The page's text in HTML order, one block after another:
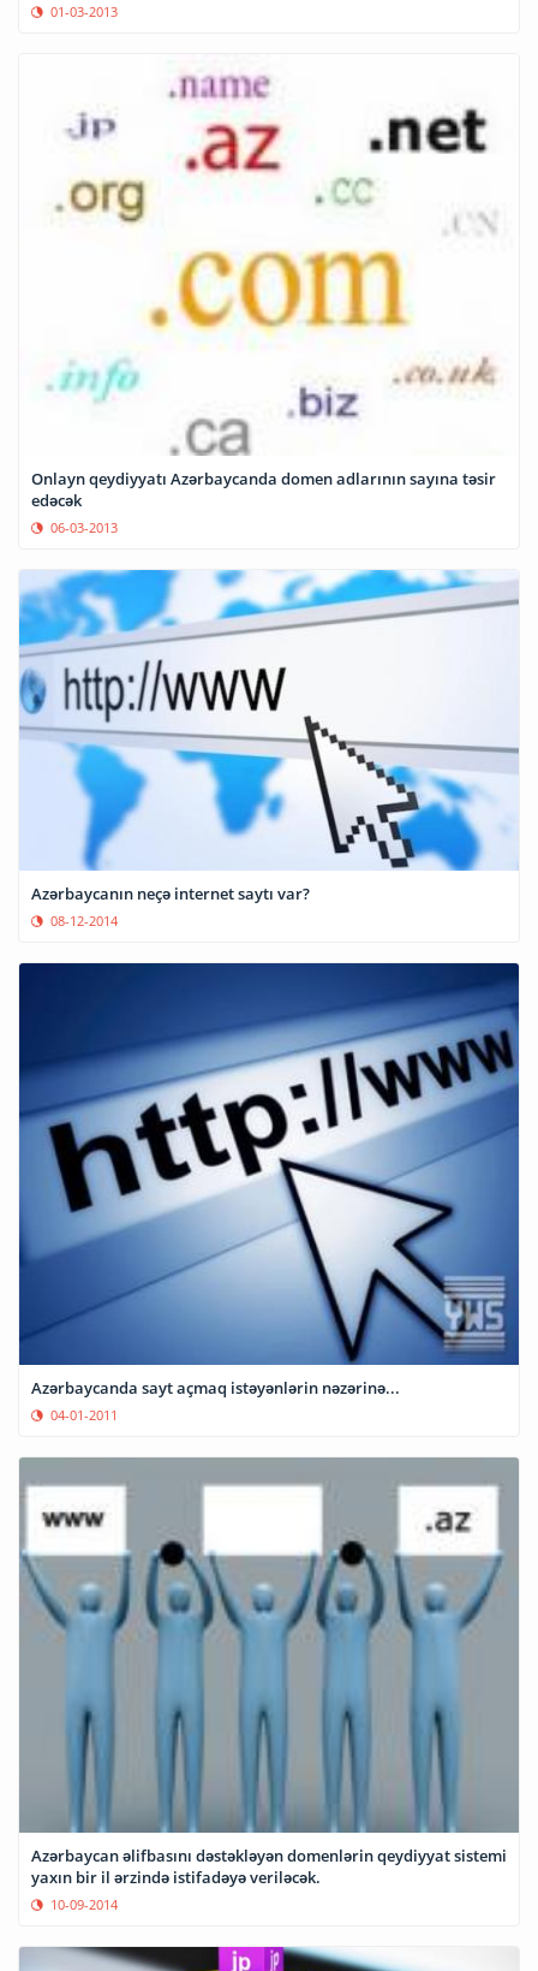
01-03-2013
Onlayn qeydiyyatı Azərbaycanda domen adlarının sayına təsir
edəcək
06-03-2013
Azərbaycanın neçə internet saytı var?
08-12-2014
Azərbaycanda sayt açmaq istəyənlərin nəzərinə...
04-01-2011
Azərbaycan əlifbasını dəstəkləyən domenlərin qeydiyyat sistemi
yaxın bir il ərzində istifadəyə veriləcək.
10-09-2014